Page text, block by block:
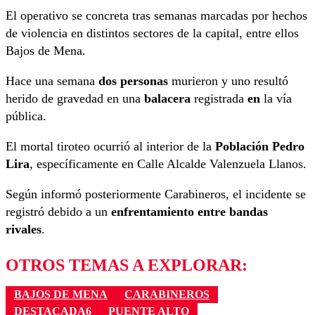
El operativo se concreta tras semanas marcadas por hechos
de violencia en distintos sectores de la capital, entre ellos
Bajos de Mena.
Hace una semana dos personas murieron y uno resultó
herido de gravedad en una balacera registrada en la vía
pública.
El mortal tiroteo ocurrió al interior de la Población Pedro
Lira, específicamente en Calle Alcalde Valenzuela Llanos.
Según informó posteriormente Carabineros, el incidente se
registró debido a un enfrentamiento entre bandas
rivales.
OTROS TEMAS A EXPLORAR:
BAJOS DE MENA
CARABINEROS
DESTACADA6
PUENTE ALTO